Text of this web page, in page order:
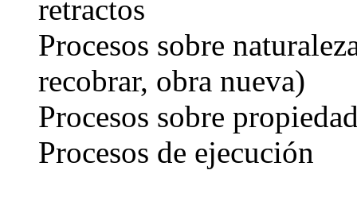
retractos
Procesos sobre
recobrar, obra nueva)
Procesos sobre
Procesos de ejecución